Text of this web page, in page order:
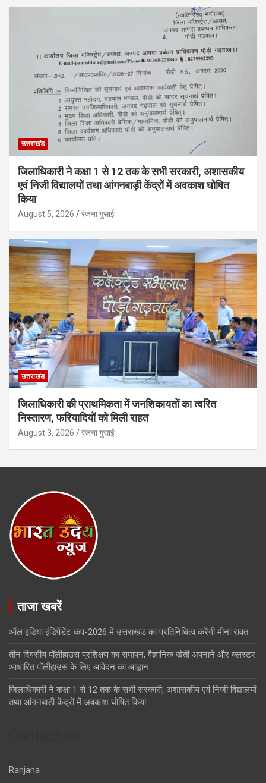
उत्तराखंड
जिलाधिकारी ने कक्षा 1 से 12 तक के सभी सरकारी, अशासकीय
एवं निजी विद्यालयों तथा आंगनबाड़ी केंद्रों में अवकाश घोषित
किया
August 5, 2026 रंजना गुसाई
उत्तराखंड
जिलाधिकारी की प्राथमिकता में जनशिकायतों का त्वरित
निस्तारण, फरियादियों को मिली राहत
August 3, 2026 रंजना गुसाई
ताजा खबरें
ऑल इंडिया इंडिपेंडेंट कप-2026 में उत्तराखंड का प्रतिनिधित्व करेंगी मीना रावत
तीन दिवसीय पॉलीहाउस प्रशिक्षण का समापन, वैज्ञानिक खेती अपनाने और क्लस्टर
आधारित पॉलीहाउस के लिए आवेदन का आह्वान
जिलाधिकारी ने कक्षा 1 से 12 तक के सभी सरकारी, अशासकीय एवं निजी विद्यालयों
तथा आंगनबाड़ी केंद्रों में अवकाश घोषित किया
Ranjana